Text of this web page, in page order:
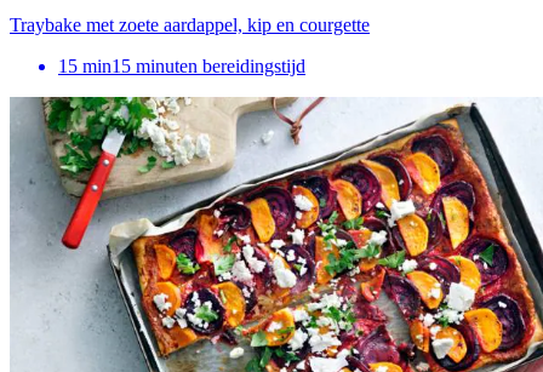
Traybake met zoete aardappel, kip en courgette
15 min15 minuten bereidingstijd